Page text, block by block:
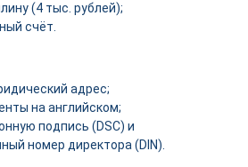
(4 тыс. рублей);
счёт.
адрес;
на английском;
подпись (DSC) и
номер директора (DIN).